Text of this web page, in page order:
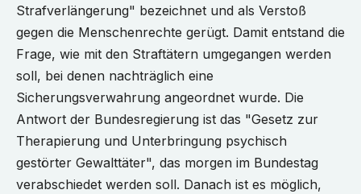
Strafverlängerung" bezeichnet und als Verstoß
gegen die Menschenrechte gerügt. Damit entstand die
Frage, wie mit den Straftätern umgegangen werden
soll, bei denen nachträglich eine
Sicherungsverwahrung angeordnet wurde. Die
Antwort der Bundesregierung ist das "Gesetz zur
Therapierung und Unterbringung psychisch
gestörter Gewalttäter", das morgen im Bundestag
verabschiedet werden soll. Danach ist es möglich,